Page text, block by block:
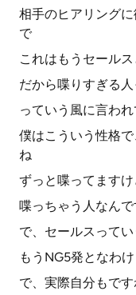
相手のヒアリング
で
これはもうセール
だから喋りすぎる
っていう風に言わ
僕はこういう性格
ね
ずっと喋ってます
喋っちゃう人なんで
で、セールスって
もうNG5発となわ
で、実際自分もで